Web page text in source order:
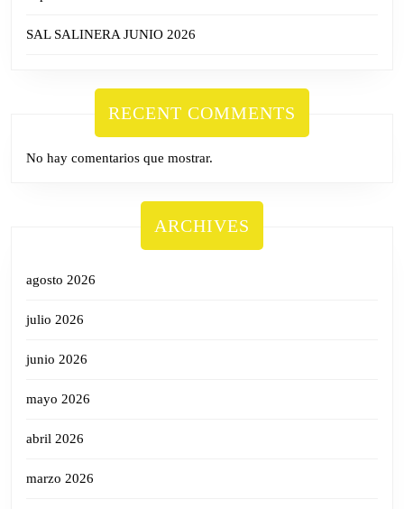
SAL SALINERA JUNIO 2026
RECENT COMMENTS
No hay comentarios que mostrar.
ARCHIVES
agosto 2026
julio 2026
junio 2026
mayo 2026
abril 2026
marzo 2026